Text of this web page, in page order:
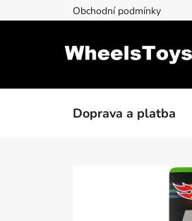
na
Obchodní podmínky
Doprava a platba